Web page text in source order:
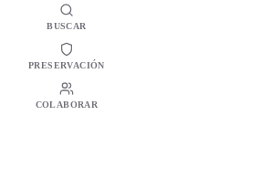
BUSCAR
PRESERVACIÓN
COLABORAR